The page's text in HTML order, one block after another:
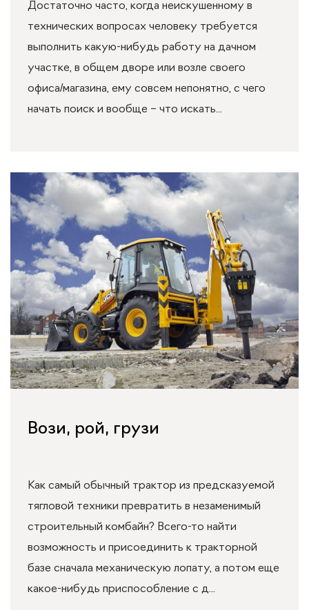
Достаточно часто, когда неискушенному в
технических вопросах человеку требуется
выполнить какую-нибудь работу на дачном
участке, в общем дворе или возле своего
офиса/магазина, ему совсем непонятно, с чего
начать поиск и вообще – что искать...
Вози, рой, грузи
Как самый обычный трактор из предсказуемой
тягловой техники превратить в незаменимый
строительный комбайн? Всего-то найти
возможность и присоединить к тракторной
базе сначала механическую лопату, а потом еще
какое-нибудь приспособление с д...